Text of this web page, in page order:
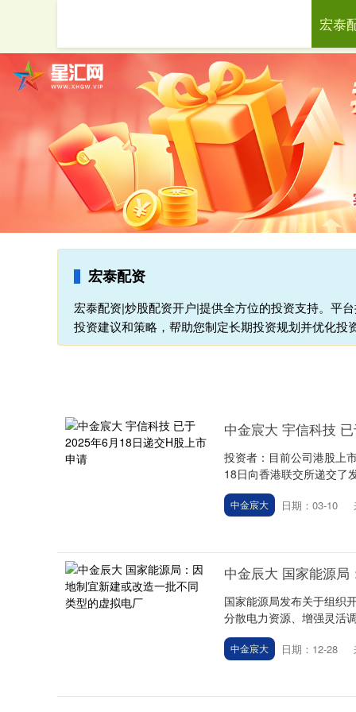
宏泰配资
宏泰配资|炒股配资开户|提供全方位的投资支持。平
投资建议和策略，帮助您制定长期投资规划并优化投
宏泰
中金宸大 宇信科技
投资者：目前公司港股上
18日向香港联交所递交了
中金宸大 日期：03-10
中金辰大 国家能源
国家能源局发布关于组织
分散电力资源、增强灵活
中金宸大 日期：12-28